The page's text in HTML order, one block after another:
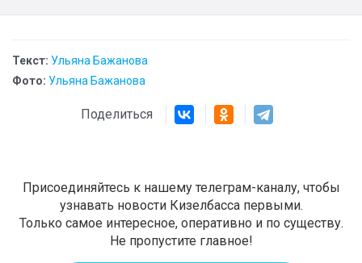
Текст: Ульяна Бажанова
Фото: Ульяна Бажанова
Поделиться
Присоединяйтесь к нашему телеграм-каналу, чтобы
узнавать новости Кизелбасса первыми.
Только самое интересное, оперативно и по существу.
Не пропустите главное!